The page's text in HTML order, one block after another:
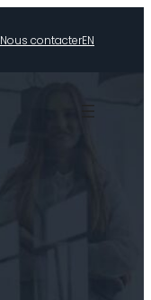
Nous contacterEN